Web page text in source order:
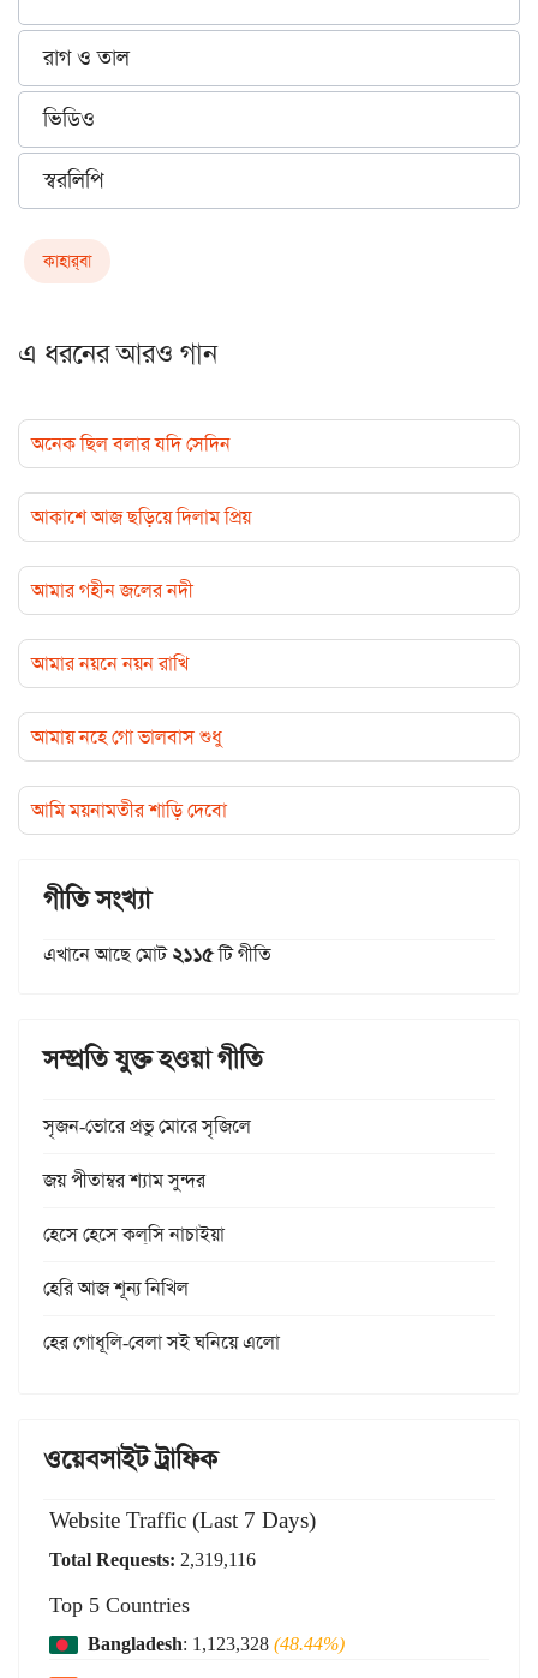
রাগ ও তাল
ভিডিও
স্বরলিপি
কাহার্‌বা
এ ধরনের আরও গান
অনেক ছিল বলার যদি সেদিন
আকাশে আজ ছড়িয়ে দিলাম প্রিয়
আমার গহীন জলের নদী
আমার নয়নে নয়ন রাখি
আমায় নহে গো ভালবাস শুধু
আমি ময়নামতীর শাড়ি দেবো
গীতি সংখ্যা
এখানে আছে মোট২১১৫টি গীতি
সম্প্রতি যুক্ত হওয়া গীতি
সৃজন-ভোরে প্রভু মোরে সৃজিলে
জয় পীতাম্বর শ্যাম সুন্দর
হেসে হেসে কল্‌সি নাচাইয়া
হেরি আজ শূন্য নিখিল
হের গোধূলি-বেলা সই ঘনিয়ে এলো
ওয়েবসাইট ট্রাফিক
Website Traffic (Last 7 Days)
Total Requests: 2,319,116
Top 5 Countries
Bangladesh: 1,123,328(48.44%)